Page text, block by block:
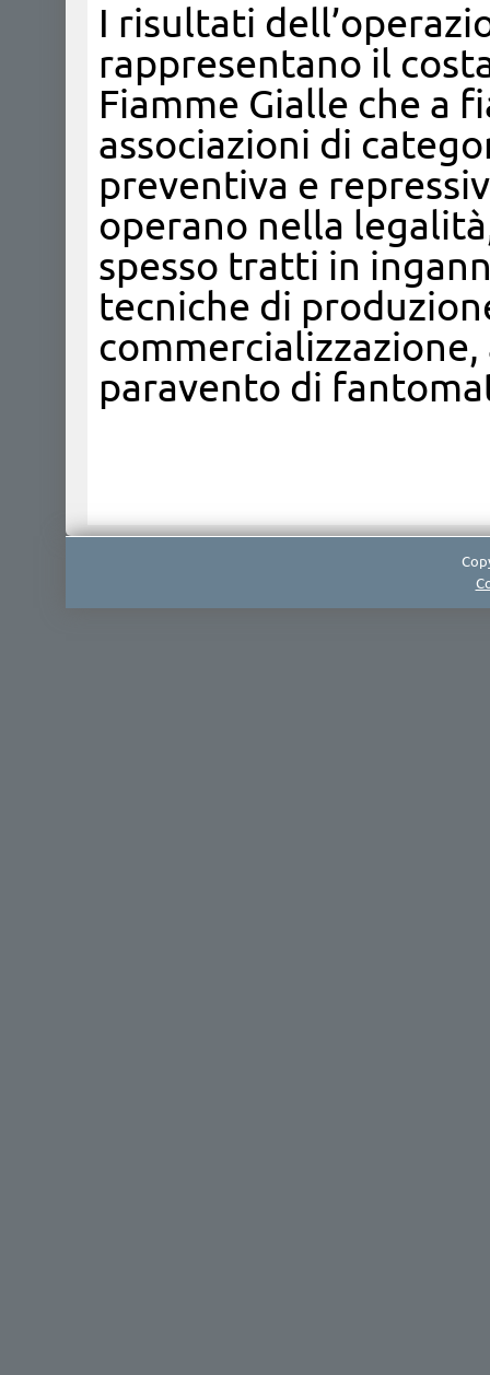
I risultati
rappresentano il
Fiamme Gialle che a
associazioni di
preventiva e
operano nella
spesso tratti in
tecniche di
paravento di